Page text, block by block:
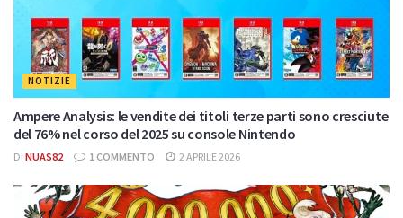
NOTIZIE
Ampere Analysis: le vendite dei titoli terze parti sono cresciute
del 76% nel corso del 2025 su console Nintendo
DI NUAS82 1 COMMENTO 2 APRILE 2026